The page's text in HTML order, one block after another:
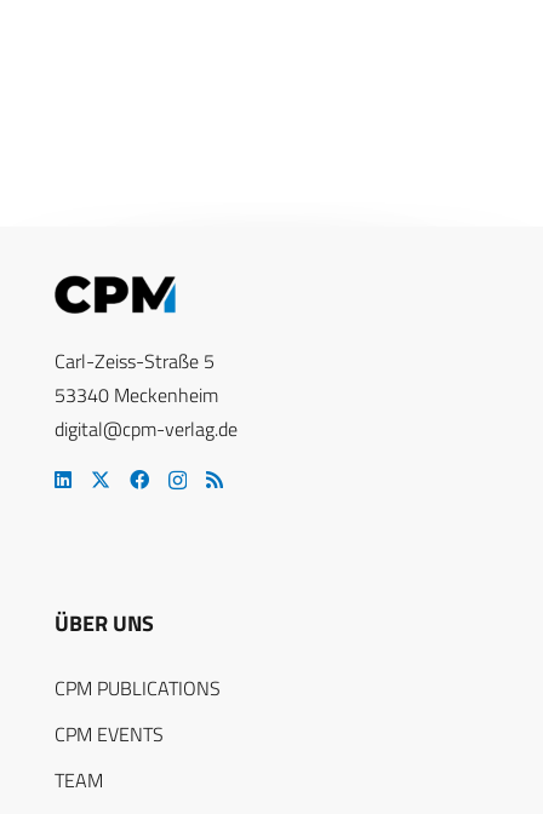
Carl-Zeiss-Straße 5
53340 Meckenheim
digital@cpm-verlag.de
ÜBER UNS
CPM PUBLICATIONS
CPM EVENTS
TEAM